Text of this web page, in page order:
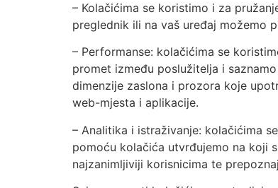
– Kolačićima se koristimo i za
preglednik ili na vaš uređaj možemo
– Performanse: kolačićima se
promet između poslužitelja i
dimenzije zaslona i prozora koje
web-mjesta i aplikacije.
– Analitika i istraživanje: kolačićima
pomoću kolačića utvrđujemo na koji
najzanimljiviji korisnicima te